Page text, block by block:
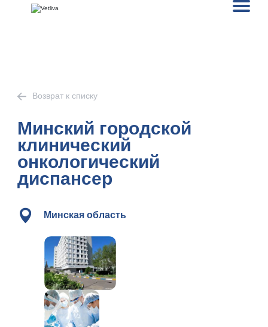
Возврат к списку
Минский городской
клинический
онкологический
диспансер
Минская область